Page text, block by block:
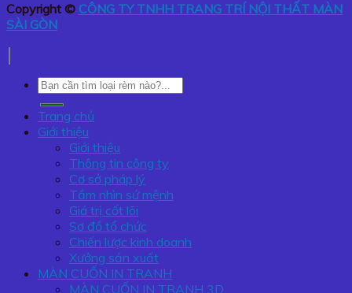
Copyright © CÔNG TY TNHH TRANG TRÍ NỘI THẤT MÀN
SÀI GÒN
Tìm
kiếm:
Trang chủ
Giới thiệu
Giới thiệu
Thông tin công ty
Cơ sở pháp lý
Tầm nhìn sứ mệnh
Giá trị cốt lõi
Sơ đồ tổ chức
Chiến lược kinh doanh
Xưởng sản xuất
MÀN CUỐN IN TRANH
MÀN CUỐN IN TRANH 3D